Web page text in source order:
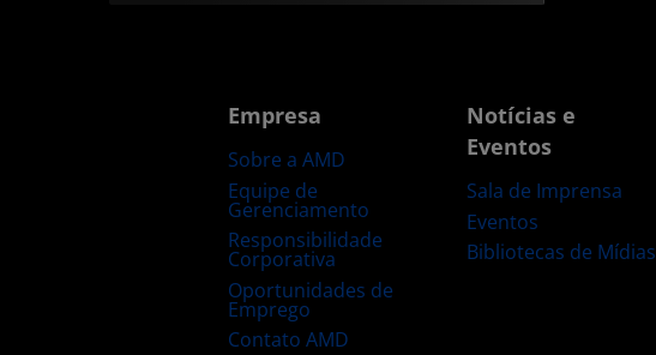
Empresa
Sobre a AMD
Equipe de
Gerenciamento
Responsibilidade
Corporativa
Oportunidades de
Emprego
Contato AMD
Notícias e
Eventos
Sala de Imprensa
Eventos
Bibliotecas de Mídias